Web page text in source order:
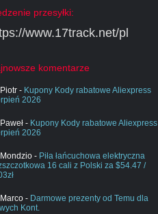
przesyłki:
www.17track.net/pl
komentarze
Piotr - Kupony Kody rabatowe Aliexpress
2026
Paweł - Kupony Kody rabatowe Aliexpress
2026
Mondzio - Piła łańcuchowa elektryczna
16 cali z Polski za $54.47 /
Marco - Darmowe prezenty od Temu dla
Kont.